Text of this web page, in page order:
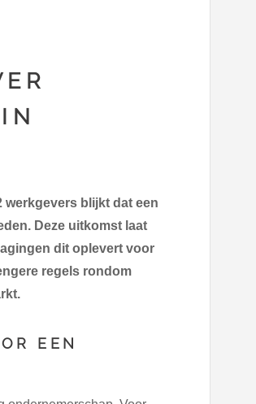
werkgevers blijkt dat een
Deze uitkomst laat
dit oplevert voor
regels rondom
EEN